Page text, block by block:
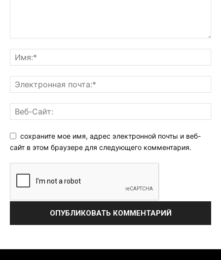
сохраните мое имя, адрес электронной почты и веб-
сайт в этом браузере для следующего комментария.